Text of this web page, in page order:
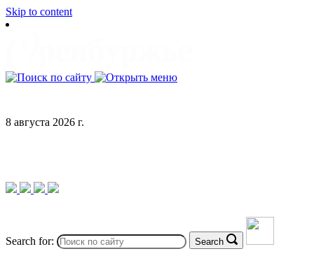
Skip to content
8 августа 2026 г.
Search for: Search